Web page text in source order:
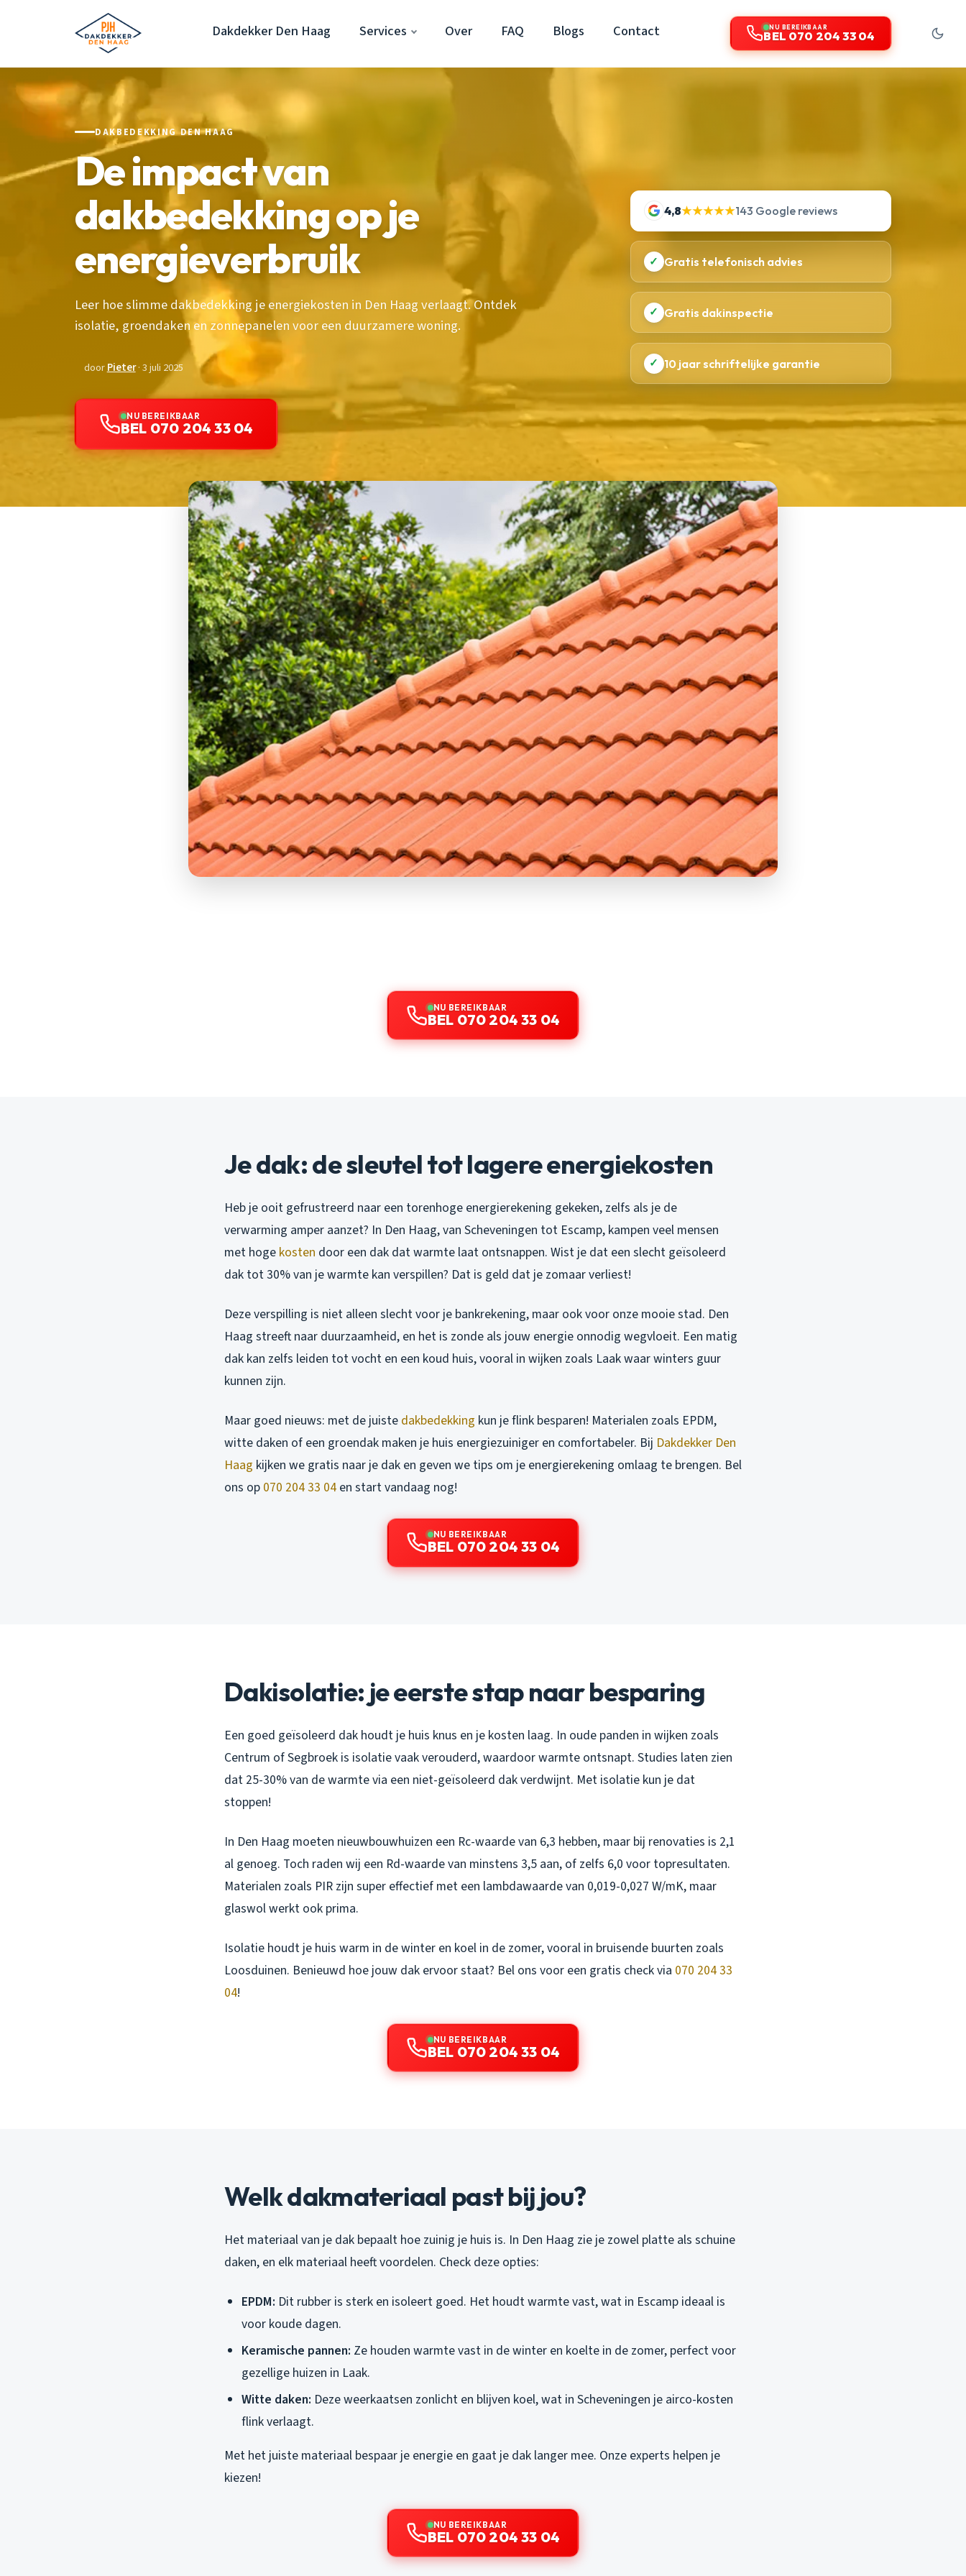
Dakdekker Den Haag Services Over FAQ Blogs Contact NU BEREIKBAAR
BEL 070 204 33 04
DAKBEDEKKING DEN HAAG
De impact van
dakbedekking op je
energieverbruik
Leer hoe slimme dakbedekking je energiekosten in Den Haag verlaagt. Ontdek
isolatie, groendaken en zonnepanelen voor een duurzamere woning.
doorPieter· 3 juli 2025
NU BEREIKBAAR
BEL 070 204 33 04
4,8★★★★★143 Google reviews
✓ Gratis telefonisch advies
✓ Gratis dakinspectie
✓ 10 jaar schriftelijke garantie
NU BEREIKBAAR
BEL 070 204 33 04
Je dak: de sleutel tot lagere energiekosten
Heb je ooit gefrustreerd naar een torenhoge energierekening gekeken, zelfs als je de
verwarming amper aanzet? In Den Haag, van Scheveningen tot Escamp, kampen veel mensen
met hoge kosten door een dak dat warmte laat ontsnappen. Wist je dat een slecht geïsoleerd
dak tot 30% van je warmte kan verspillen? Dat is geld dat je zomaar verliest!
Deze verspilling is niet alleen slecht voor je bankrekening, maar ook voor onze mooie stad. Den
Haag streeft naar duurzaamheid, en het is zonde als jouw energie onnodig wegvloeit. Een matig
dak kan zelfs leiden tot vocht en een koud huis, vooral in wijken zoals Laak waar winters guur
kunnen zijn.
Maar goed nieuws: met de juiste dakbedekking kun je flink besparen! Materialen zoals EPDM,
witte daken of een groendak maken je huis energiezuiniger en comfortabeler. Bij Dakdekker Den
Haag kijken we gratis naar je dak en geven we tips om je energierekening omlaag te brengen. Bel
ons op 070 204 33 04 en start vandaag nog!
NU BEREIKBAAR
BEL 070 204 33 04
Dakisolatie: je eerste stap naar besparing
Een goed geïsoleerd dak houdt je huis knus en je kosten laag. In oude panden in wijken zoals
Centrum of Segbroek is isolatie vaak verouderd, waardoor warmte ontsnapt. Studies laten zien
dat 25-30% van de warmte via een niet-geïsoleerd dak verdwijnt. Met isolatie kun je dat
stoppen!
In Den Haag moeten nieuwbouwhuizen een Rc-waarde van 6,3 hebben, maar bij renovaties is 2,1
al genoeg. Toch raden wij een Rd-waarde van minstens 3,5 aan, of zelfs 6,0 voor topresultaten.
Materialen zoals PIR zijn super effectief met een lambdawaarde van 0,019-0,027 W/mK, maar
glaswol werkt ook prima.
Isolatie houdt je huis warm in de winter en koel in de zomer, vooral in bruisende buurten zoals
Loosduinen. Benieuwd hoe jouw dak ervoor staat? Bel ons voor een gratis check via 070 204 33
04!
NU BEREIKBAAR
BEL 070 204 33 04
Welk dakmateriaal past bij jou?
Het materiaal van je dak bepaalt hoe zuinig je huis is. In Den Haag zie je zowel platte als schuine
daken, en elk materiaal heeft voordelen. Check deze opties:
EPDM: Dit rubber is sterk en isoleert goed. Het houdt warmte vast, wat in Escamp ideaal is
voor koude dagen.
Keramische pannen: Ze houden warmte vast in de winter en koelte in de zomer, perfect voor
gezellige huizen in Laak.
Witte daken: Deze weerkaatsen zonlicht en blijven koel, wat in Scheveningen je airco-kosten
flink verlaagt.
Met het juiste materiaal bespaar je energie en gaat je dak langer mee. Onze experts helpen je
kiezen!
NU BEREIKBAAR
BEL 070 204 33 04